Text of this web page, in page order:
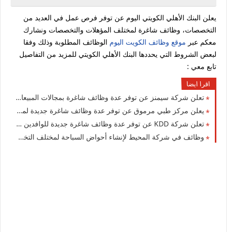
يعلن البنك الأهلي الكويتي اليوم عن توفر فرص عمل في العديد من
التخصصات، وظائف شاغرة لمختلف المؤهلات والتخصصات ونشارك
معكم عبر موقع وظائف الكويت اليوم الوظائف المطلوبة وذلك وفقا
لبعض الشروط التي يحددها البنك الأهلي الكويتي للمزيد من التفاصيل
تابع معي :
اقرا ايضا
تعلن شركة سيمنز عن توفر عدة وظائف شاغرة بمجالات المبيعات والتقنية بالكويت
يعلن مركز طبي مرموق عن توفر عدة وظائف شاغرة جديدة لمختلف التخصصات لجميع الجنسيات في الكويت
تعلن شركة ‏KDD‏ عن توفر عدة وظائف شاغرة جديدة للوافدين والمقيمن في الكويت لعام 2026
وظائف في شركة المحيط لإنشاء أحواض السباحة لمختلف التخصصات للجنسيين في الكويت لعام 2026